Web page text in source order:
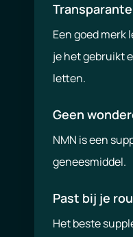
Een goed merk
je het gebruikt
letten.
Geen
NMN is een
geneesmiddel.
Past bij je
Het beste